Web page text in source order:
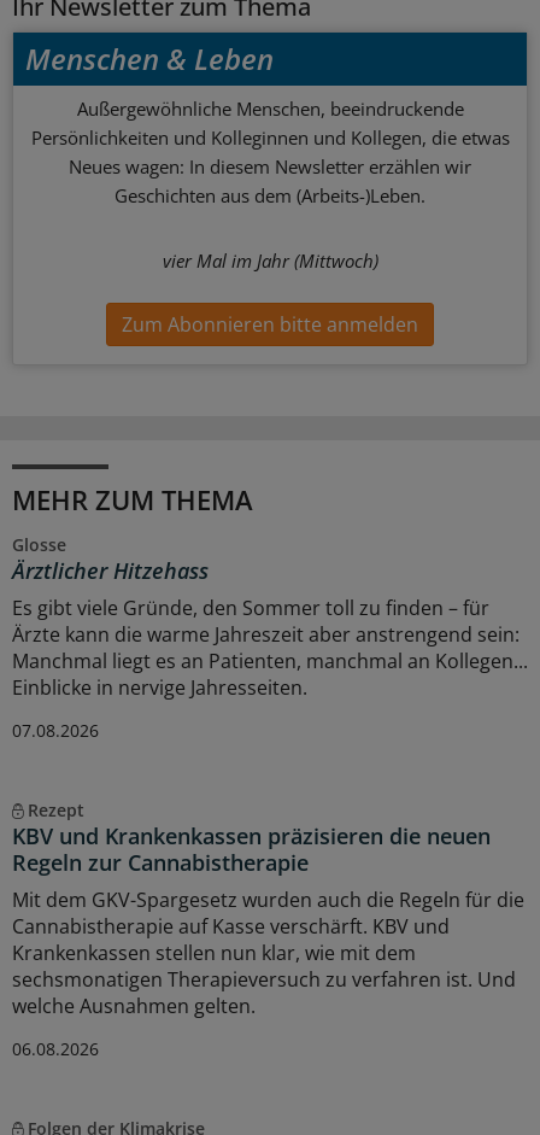
Ihr Newsletter zum Thema
Menschen & Leben
Außergewöhnliche Menschen, beeindruckende
Persönlichkeiten und Kolleginnen und Kollegen, die etwas
Neues wagen: In diesem Newsletter erzählen wir
Geschichten aus dem (Arbeits-)Leben.
vier Mal im Jahr (Mittwoch)
Zum Abonnieren bitte anmelden
MEHR ZUM THEMA
Glosse
Ärztlicher Hitzehass
Es gibt viele Gründe, den Sommer toll zu finden – für
Ärzte kann die warme Jahreszeit aber anstrengend sein:
Manchmal liegt es an Patienten, manchmal an Kollegen...
Einblicke in nervige Jahresseiten.
07.08.2026
Rezept
KBV und Krankenkassen präzisieren die neuen
Regeln zur Cannabistherapie
Mit dem GKV-Spargesetz wurden auch die Regeln für die
Cannabistherapie auf Kasse verschärft. KBV und
Krankenkassen stellen nun klar, wie mit dem
sechsmonatigen Therapieversuch zu verfahren ist. Und
welche Ausnahmen gelten.
06.08.2026
Folgen der Klimakrise